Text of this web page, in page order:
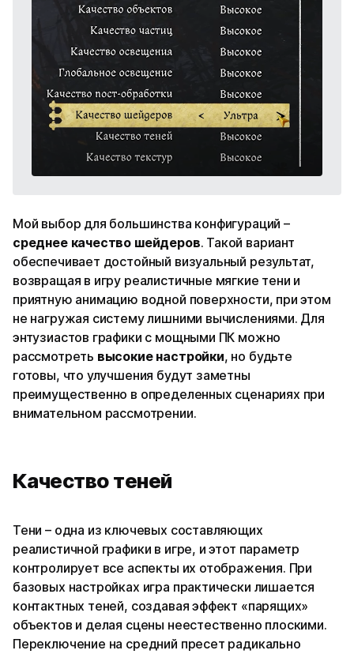
Мой выбор для большинства конфигураций –
среднее качество шейдеров. Такой вариант
обеспечивает достойный визуальный результат,
возвращая в игру реалистичные мягкие тени и
приятную анимацию водной поверхности, при этом
не нагружая систему лишними вычислениями. Для
энтузиастов графики с мощными ПК можно
рассмотреть высокие настройки, но будьте
готовы, что улучшения будут заметны
преимущественно в определенных сценариях при
внимательном рассмотрении.
Качество теней
Тени – одна из ключевых составляющих
реалистичной графики в игре, и этот параметр
контролирует все аспекты их отображения. При
базовых настройках игра практически лишается
контактных теней, создавая эффект «парящих»
объектов и делая сцены неестественно плоскими.
Переключение на средний пресет радикально